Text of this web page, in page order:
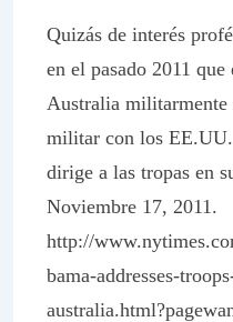
Quizás de interés
en el pasado 2011
Australia militarmente
militar con los
dirige a las tropas en
Noviembre 17, 2011.
http://
bama-addresses-